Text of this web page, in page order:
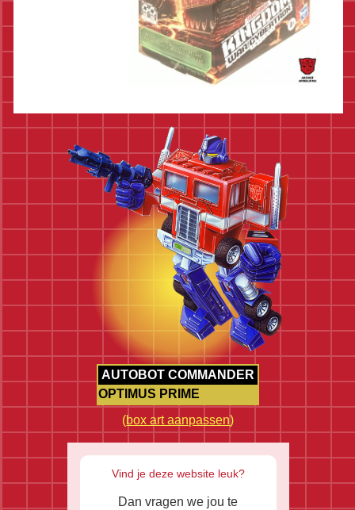
AUTOBOT COMMANDER
OPTIMUS PRIME
(box art aanpassen)
Vind je deze website leuk?
Dan vragen we jou te